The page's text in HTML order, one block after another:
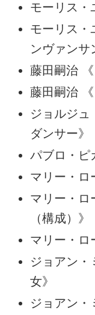
モーリス・
モーリス・
ンヴァンサ
藤田嗣治 《
藤田嗣治 《
ジョルジュ
ダンサー》
パブロ・ピ
マリー・ロ
マリー・ロ
（構成）》
マリー・ロ
ジョアン・
女》
ジョアン・